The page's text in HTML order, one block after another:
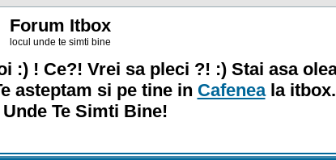
Forum Itbox
locul unde te simti bine
:) ! Ce?! Vrei sa pleci ?! :) Stai asa
asteptam si pe tine in Cafeneala itbox.
Te Simti Bine!